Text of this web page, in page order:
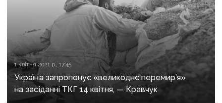
1 квітня 2021 р., 17:45
Україна запропонує «великоднє перемир’я»
на засіданні ТКГ 14 квітня, — Кравчук